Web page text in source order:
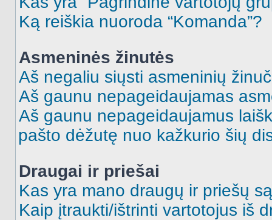
Ką reiškia nuoroda “Komanda”?
Asmeninės žinutės
Aš negaliu siųsti asmeninių
Aš gaunu nepageidaujamas
Aš gaunu nepageidaujamus
pašto dėžutę nuo kažkurio šių
Draugai ir priešai
Kas yra mano draugų ir priešų
Kaip įtraukti/ištrinti vartotojus iš